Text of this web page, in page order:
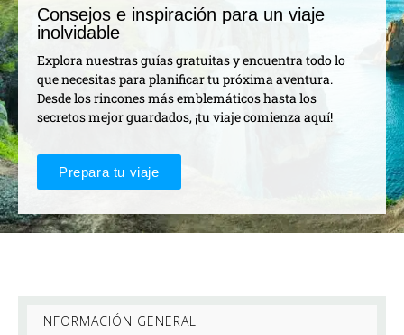
Consejos e inspiración para un viaje
inolvidable
Explora nuestras guías gratuitas y encuentra todo lo
que necesitas para planificar tu próxima aventura.
Desde los rincones más emblemáticos hasta los
secretos mejor guardados, ¡tu viaje comienza aquí!
Prepara tu viaje
INFORMACIÓN GENERAL